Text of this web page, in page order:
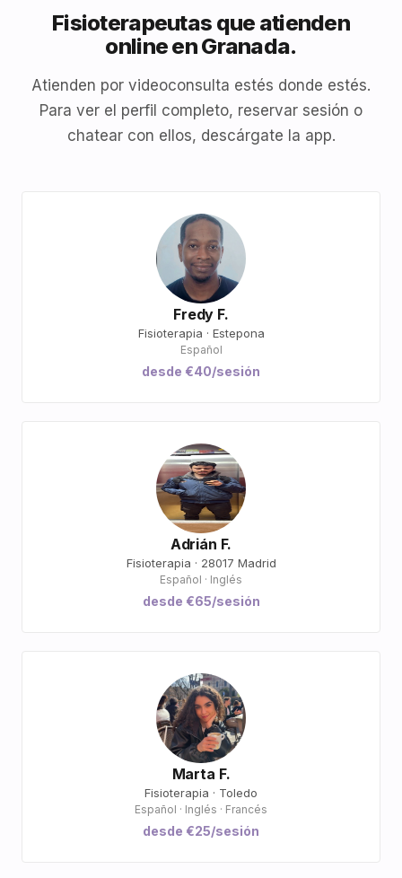
Fisioterapeutas que atienden
online en Granada.
Atienden por videoconsulta estés donde estés.
Para ver el perfil completo, reservar sesión o
chatear con ellos, descárgate la app.
Fredy F.
Fisioterapia · Estepona
Español
desde €40/sesión
Adrián F.
Fisioterapia · 28017 Madrid
Español · Inglés
desde €65/sesión
Marta F.
Fisioterapia · Toledo
Español · Inglés · Francés
desde €25/sesión